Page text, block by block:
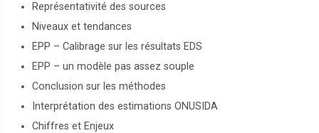
Représentativité des sources
Niveaux et tendances
EPP – Calibrage sur les résultats EDS
EPP – un modèle pas assez souple
Conclusion sur les méthodes
Interprétation des estimations ONUSIDA
Chiffres et Enjeux